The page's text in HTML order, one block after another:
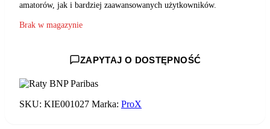
amatorów, jak i bardziej zaawansowanych użytkowników.
Brak w magazynie
ZAPYTAJ O DOSTĘPNOŚĆ
SKU: KIE001027 Marka: ProX